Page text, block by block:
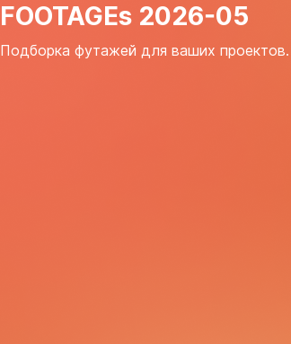
FOOTAGEs 2026-05
Подборка футажей для ваших проектов.